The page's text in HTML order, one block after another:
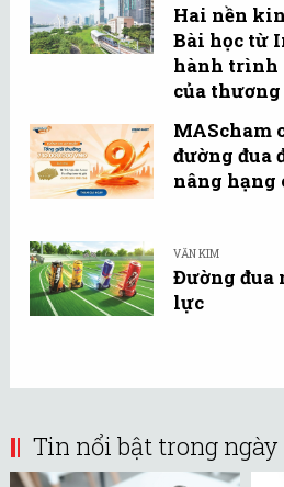
Hai nền
Bài học từ
hành trình
của thương
MAScham
đường đua
nâng hạng
VĂN KIM
Đường đua
lực
Tin nổi bật trong ngày